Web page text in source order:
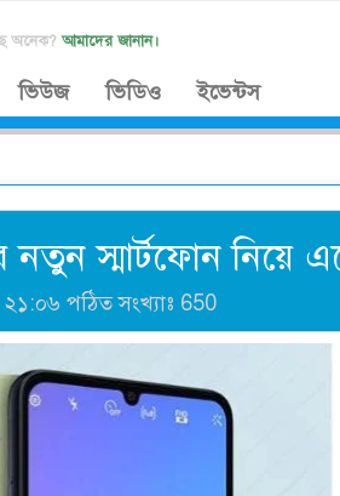
অনেক? আমাদের জানান।
ভিউজ ভিডিও ইভেন্টস
নতুন স্মার্টফোন নিয়ে
২১:০৬ পঠিত সংখ্যাঃ 650